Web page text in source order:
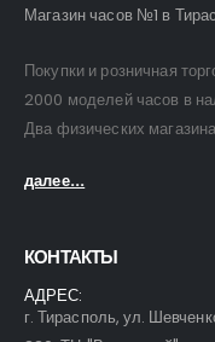
Магазин часов №1 в
Покупки и розничная
2000 моделей часов в
Два физических
далее...
КОНТАКТЫ
АДРЕС:
г. Тирасполь, ул.